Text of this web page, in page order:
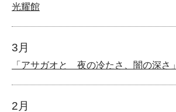
光耀館
3月
「アサガオと 夜の冷たさ、闇の深さ」
2月